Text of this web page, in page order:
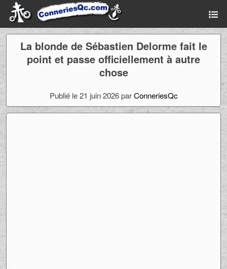
La blonde de Sébastien Delorme fait le
point et passe officiellement à autre
chose
Publié le 21 juin 2026 parConneriesQc